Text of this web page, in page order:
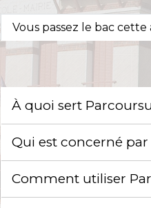
Vous passez le bac cette
À quoi sert
Qui est concerné
Comment utiliser